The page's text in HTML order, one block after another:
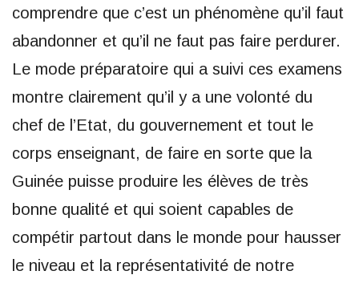
comprendre que c’est un phénomène qu’il faut
abandonner et qu’il ne faut pas faire perdurer.
Le mode préparatoire qui a suivi ces examens
montre clairement qu’il y a une volonté du
chef de l’Etat, du gouvernement et tout le
corps enseignant, de faire en sorte que la
Guinée puisse produire les élèves de très
bonne qualité et qui soient capables de
compétir partout dans le monde pour hausser
le niveau et la représentativité de notre